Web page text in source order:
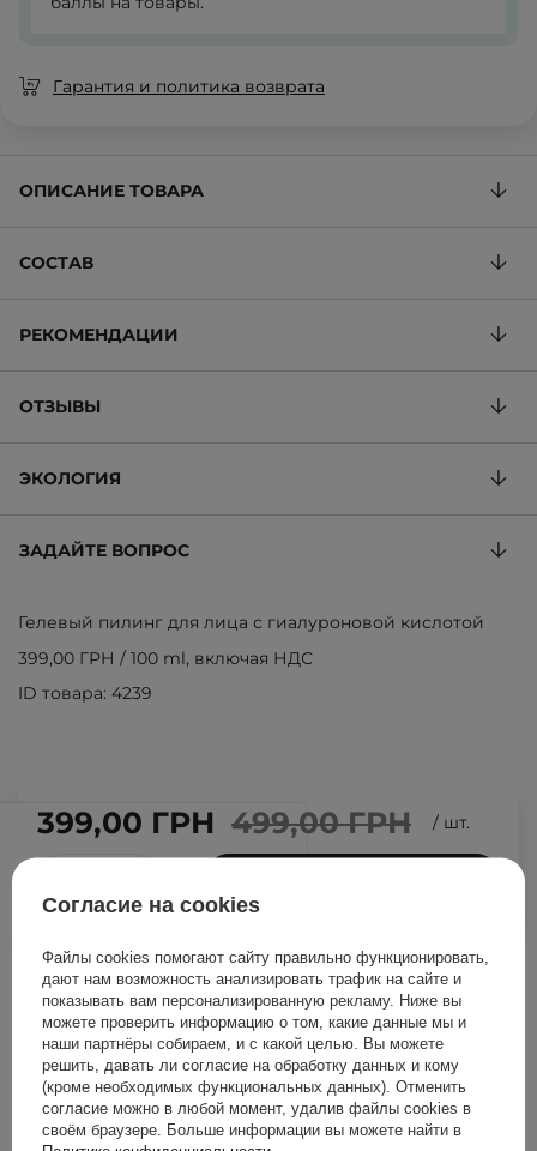
399,00 ГРН 499,00 ГРН / шт.
Гарантия и политика возврата
ОПИСАНИЕ ТОВАРА
СОСТАВ
РЕКОМЕНДАЦИИ
ОТЗЫВЫ
ЭКОЛОГИЯ
ЗАДАЙТЕ ВОПРОС
Гелевый пилинг для лица с гиалуроновой кислотой
399,00 ГРН / 100 ml, включая НДС
ID товара: 4239
Другие клиенты также
проверили
Согласие на cookies
Файлы cookies помогают сайту правильно функционировать,
дают нам возможность анализировать трафик на сайте и
показывать вам персонализированную рекламу. Ниже вы
можете проверить информацию о том, какие данные мы и
наши партнёры собираем, и с какой целью. Вы можете
решить, давать ли согласие на обработку данных и кому
(кроме необходимых функциональных данных). Отменить
согласие можно в любой момент, удалив файлы cookies в
своём браузере. Больше информации вы можете найти в